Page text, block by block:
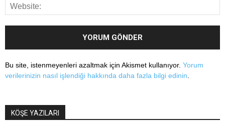
Bu site, istenmeyenleri azaltmak için Akismet kullanıyor. Yorum
verilerinizin nasıl işlendiği hakkında daha fazla bilgi edinin
KÖŞE YAZILARI